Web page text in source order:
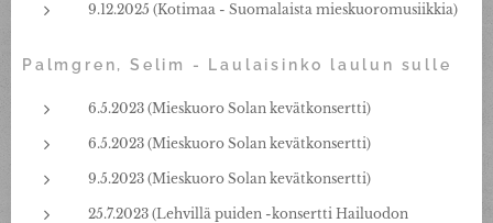
9.12.2025 (Kotimaa - Suomalaista mieskuoromusiikkia)
Palmgren, Selim - Laulaisinko laulun sulle
6.5.2023 (Mieskuoro Solan kevätkonsertti)
6.5.2023 (Mieskuoro Solan kevätkonsertti)
9.5.2023 (Mieskuoro Solan kevätkonsertti)
25.7.2023 (Lehvillä puiden -konsertti Hailuodon